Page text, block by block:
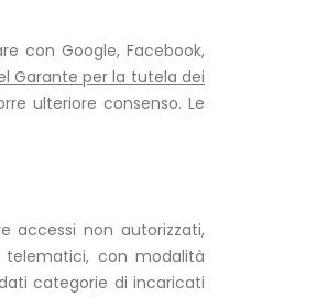
con Google, Facebook,
Garante per la tutela dei
ulteriore consenso. Le
accessi non autorizzati,
con modalità
categorie di incaricati